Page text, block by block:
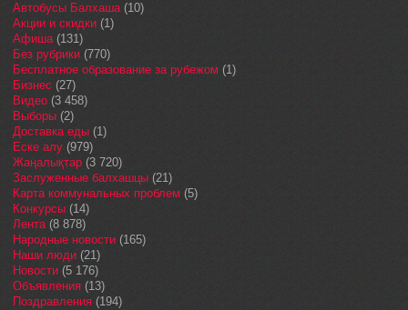
Автобусы Балхаша(10)
Акции и скидки (1)
Афиша(131)
Без рубрики (770)
Бесплатное образование за рубежом (1)
Бизнес (27)
Видео (3 458)
Выборы (2)
Доставка еды (1)
Еске алу (979)
Жаңалықтар (3 720)
Заслуженные балхашцы (21)
Карта коммунальных проблем (5)
Конкурсы (14)
Лента(8 878)
Народные новости (165)
Наши люди (21)
Новости (5 176)
Объявления (13)
Поздравления (194)